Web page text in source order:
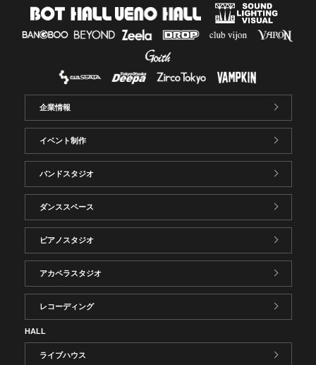
企業情報
イベント制作
バンドスタジオ
ダンススペース
ピアノスタジオ
アカペラスタジオ
レコーディング
HALL
ライブハウス